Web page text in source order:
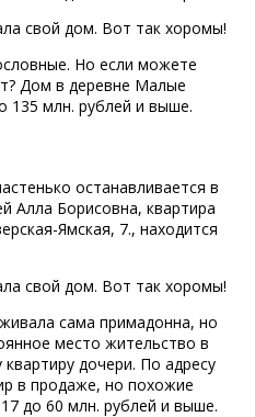
Но если можете
Дом в деревне Малые
135 млн. рублей и выше.
останавливается в
Алла Борисовна, квартира
Ямская, 7., находится
сама примадонна, но
место жительство в
дочери. По адресу
в продаже, но похожие
до 60 млн. рублей и выше.